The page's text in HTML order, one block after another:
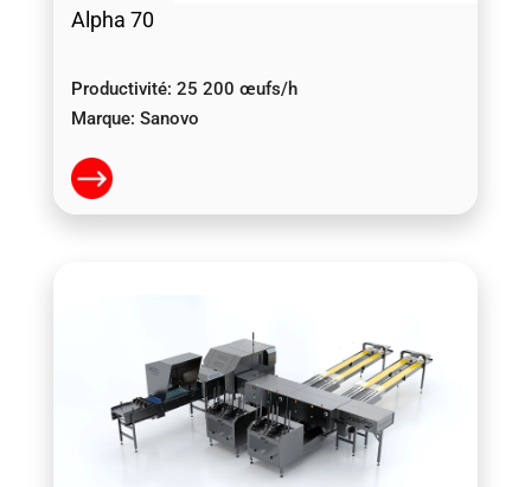
Alpha 70
Productivité: 25 200 œufs/h
Marque: Sanovo